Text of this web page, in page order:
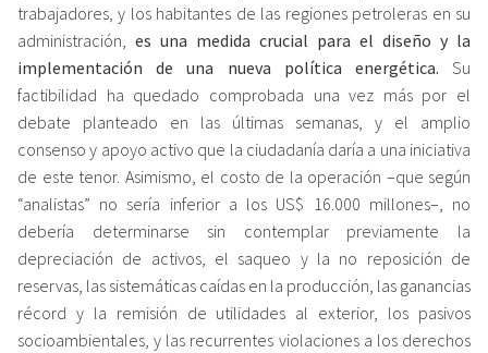
trabajadores, y los habitantes de las regiones petroleras en su
administración, es una medida crucial para el diseño y la
implementación de una nueva política energética. Su
factibilidad ha quedado comprobada una vez más por el
debate planteado en las últimas semanas, y el amplio
consenso y apoyo activo que la ciudadanía daría a una iniciativa
de este tenor. Asimismo, el costo de la operación –que según
“analistas” no sería inferior a los US$ 16.000 millones–, no
debería determinarse sin contemplar previamente la
depreciación de activos, el saqueo y la no reposición de
reservas, las sistemáticas caídas en la producción, las ganancias
récord y la remisión de utilidades al exterior, los pasivos
socioambientales, y las recurrentes violaciones a los derechos